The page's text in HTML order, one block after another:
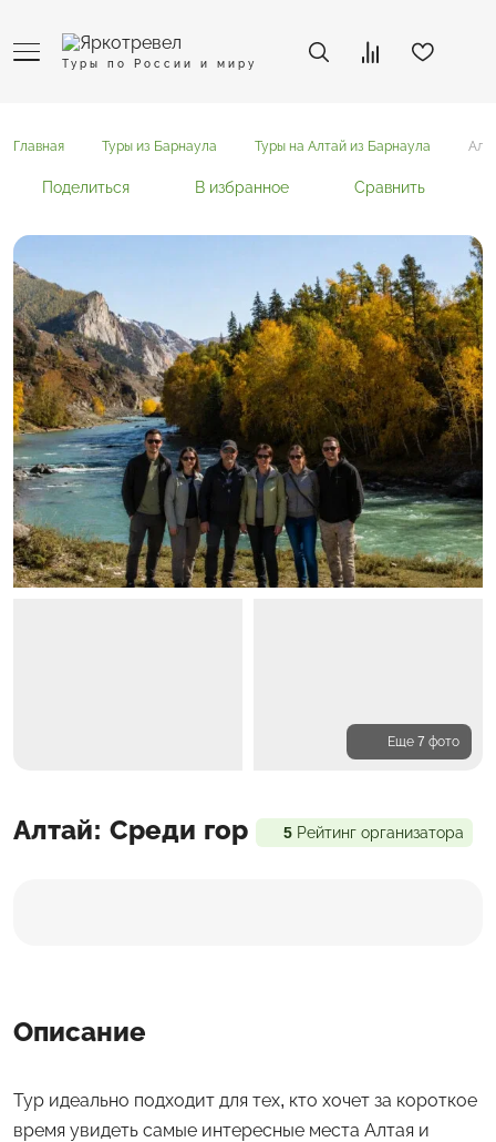
Туры по России и миру
Главная Туры из Барнаула Туры на Алтай из Барнаула
Поделиться В избранное Сравнить
Еще 7 фото
Программа Проживание Входит в стоимость
Алтай: Среди гор 5 Рейтинг организатора
Описание
Тур идеально подходит для тех, кто хочет за короткое
время увидеть самые интересные места Алтая и